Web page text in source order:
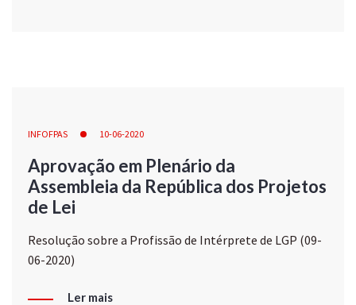
INFOFPAS 10-06-2020
Aprovação em Plenário da
Assembleia da República dos Projetos
de Lei
Resolução sobre a Profissão de Intérprete de LGP (09-
06-2020)
Ler mais